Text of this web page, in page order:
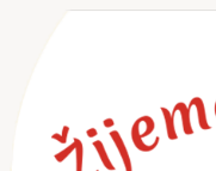
Preskočiť